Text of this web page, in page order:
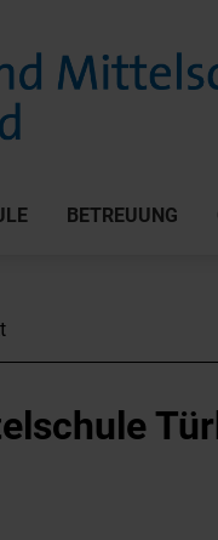
BETREUUNG